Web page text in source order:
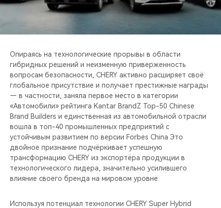
НАШИ МЕРОПРИЯТИЯ
ВИДЕООБЗОРЫ
CHERY ДЛЯ ДЕТЕЙ
Опираясь на технологические прорывы в области
гибридных решений и неизменную приверженность
вопросам безопасности, CHERY активно расширяет своё
глобальное присутствие и получает престижные награды
— в частности, заняла первое место в категории
«Автомобили» рейтинга Kantar BrandZ Top-50 Chinese
Brand Builders и единственная из автомобильной отрасли
вошла в топ-40 промышленных предприятий с
устойчивым развитием по версии Forbes China Это
двойное признание подчёркивает успешную
трансформацию CHERY из экспортёра продукции в
технологического лидера, значительно усилившего
влияние своего бренда на мировом уровне.
Используя потенциал технологии CHERY Super Hybrid